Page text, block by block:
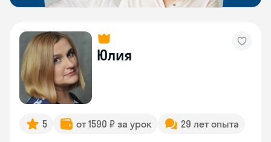
Юлия
5 от 1590 ₽ за урок 29 лет опыта